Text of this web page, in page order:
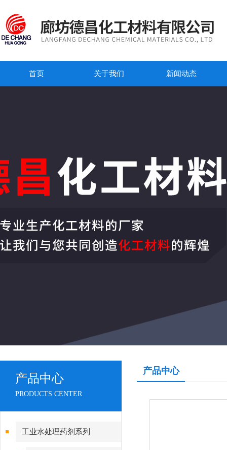
首页 关于我们 新闻动态
产品中心
PRODUCTS CENTER
工业水处理药剂系列
产品中心